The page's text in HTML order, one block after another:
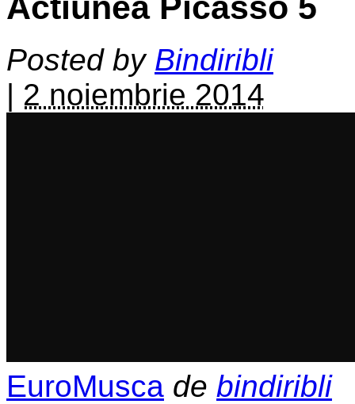
Posted by Bindiribli
| 2 noiembrie 2014
EuroMusca de bindiribli